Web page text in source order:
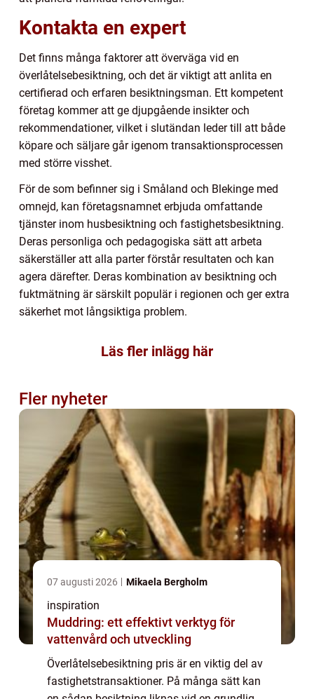
Kontakta en expert
Det finns många faktorer att överväga vid en
överlåtelsebesiktning, och det är viktigt att anlita en
certifierad och erfaren besiktningsman. Ett kompetent
företag kommer att ge djupgående insikter och
rekommendationer, vilket i slutändan leder till att både
köpare och säljare går igenom transaktionsprocessen
med större visshet.
För de som befinner sig i Småland och Blekinge med
omnejd, kan företagsnamnet erbjuda omfattande
tjänster inom husbesiktning och fastighetsbesiktning.
Deras personliga och pedagogiska sätt att arbeta
säkerställer att alla parter förstår resultaten och kan
agera därefter. Deras kombination av besiktning och
fuktmätning är särskilt populär i regionen och ger extra
säkerhet mot långsiktiga problem.
Läs fler inlägg här
Fler nyheter
07 augusti 2026 Mikaela Bergholm
inspiration
Muddring: ett effektivt verktyg för
vattenvård och utveckling
Överlåtelsebesiktning pris är en viktig del av
fastighetstransaktioner. På många sätt kan